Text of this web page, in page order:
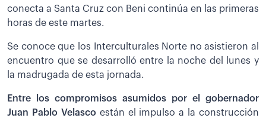
conecta a Santa Cruz con Beni continúa en las primeras
horas de este martes.
Se conoce que los Interculturales Norte no asistieron al
encuentro que se desarrolló entre la noche del lunes y
la madrugada de esta jornada.
Entre los compromisos asumidos por el gobernador
Juan Pablo Velasco están el impulso a la construcción